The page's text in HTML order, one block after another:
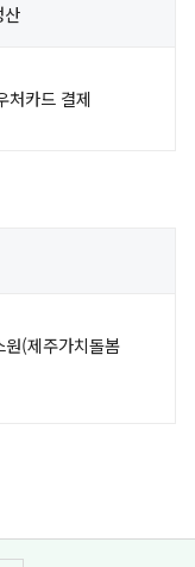
산
카드 결제
(제주가치돌봄